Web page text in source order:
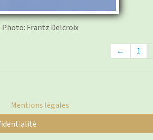
Photo: Frantz Delcroix
← 1
Mentions légales